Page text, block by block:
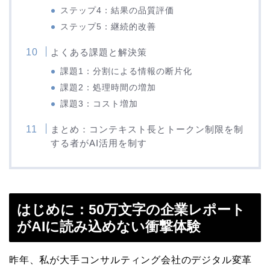
ステップ4：結果の品質評価
ステップ5：継続的改善
よくある課題と解決策
課題1：分割による情報の断片化
課題2：処理時間の増加
課題3：コスト増加
まとめ：コンテキスト長とトークン制限を制
する者がAI活用を制す
はじめに：50万文字の企業レポート
がAIに読み込めない衝撃体験
昨年、私が大手コンサルティング会社のデジタル変革